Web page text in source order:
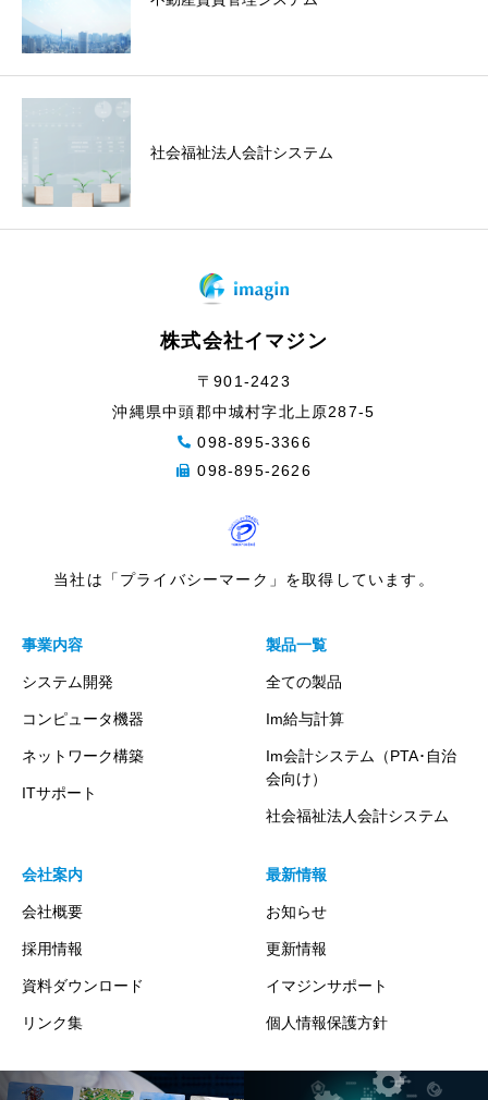
社会福祉法人会計システム
株式会社イマジン
〒901-2423
沖縄県中頭郡中城村字北上原287-5
098-895-3366
098-895-2626
当社は「プライバシーマーク」を取得しています。
事業内容
システム開発
コンピュータ機器
ネットワーク構築
ITサポート
製品一覧
全ての製品
Im給与計算
Im会計システム（PTA･自治
会向け）
社会福祉法人会計システム
会社案内
会社概要
採用情報
資料ダウンロード
リンク集
最新情報
お知らせ
更新情報
イマジンサポート
個人情報保護方針